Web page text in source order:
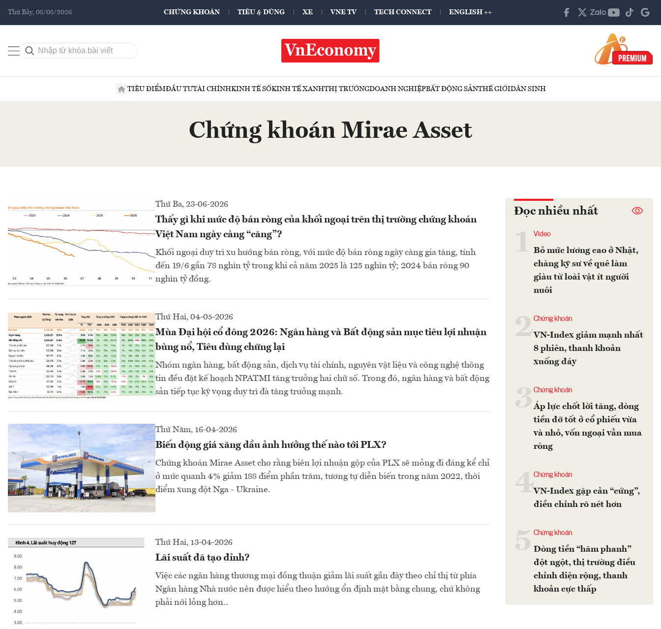
Thứ Bảy, 08/08/2026 CHỨNG KHOÁN TIÊU & DÙNG XE VNE TV TECH CONNECT ENGLISH ++
TIÊU ĐIỂMĐẦU TƯTÀI CHÍNHKINH TẾ SỐKINH TẾ XANHTHỊ TRƯỜNGDOANH NGHIỆPBẤT ĐỘNG SẢNTHẾ GIỚIDÂN SINH
Chứng khoán Mirae Asset
Thứ Ba, 23-06-2026
Thấy gì khi mức độ bán ròng của khối ngoại trên thị trường chứng khoán
Việt Nam ngày càng “căng”?
Khối ngoại duy trì xu hướng bán ròng, với mức độ bán ròng ngày càng gia tăng, tính
đến 19/6 gần 78 nghìn tỷ trong khi cả năm 2025 là 125 nghìn tỷ; 2024 bán ròng 90
nghìn tỷ đồng.
Thứ Hai, 04-05-2026
Mùa Đại hội cổ đông 2026: Ngân hàng và Bất động sản mục tiêu lợi nhuận
bùng nổ, Tiêu dùng chững lại
Nhóm ngân hàng, bất động sản, dịch vụ tài chính, nguyên vật liệu và công nghệ thông
tin đều đặt kế hoạch NPATMI tăng trưởng hai chữ số. Trong đó, ngân hàng và bất động
sản tiếp tục kỳ vọng duy trì đà tăng trưởng mạnh.
Thứ Năm, 16-04-2026
Biến động giá xăng dầu ảnh hưởng thế nào tới PLX?
Chứng khoán Mirae Asset cho rằng biên lợi nhuận gộp của PLX sẽ mỏng đi đáng kể chỉ
ở mức quanh 4% giảm 188 điểm phần trăm, tương tự diễn biến trong năm 2022, thời
điểm xung đột Nga - Ukraine.
Thứ Hai, 13-04-2026
Lãi suất đã tạo đỉnh?
Việc các ngân hàng thương mại đồng thuận giảm lãi suất gần đây theo chỉ thị từ phía
Ngân hàng Nhà nước nên được hiểu theo hướng ổn định mặt bằng chung, chứ không
phải nới lỏng hơn..
Đọc nhiều nhất
Video
Bỏ mức lương cao ở Nhật,
chàng kỹ sư về quê làm
giàu từ loài vật ít người
nuôi
2Chứng khoán
VN-Index giảm mạnh nhất
8 phiên, thanh khoản
xuống đáy
Chứng khoán
Áp lực chốt lời tăng, dòng
tiền đỡ tốt ở cổ phiếu vừa
và nhỏ, vốn ngoại vẫn mua
ròng
4Chứng khoán
VN-Index gặp cản “cứng”,
điều chỉnh rõ nét hơn
Chứng khoán
Dòng tiền “hãm phanh”
đột ngột, thị trường điều
chỉnh diện rộng, thanh
khoản cực thấp